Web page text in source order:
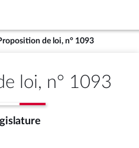
de loi, n° 1093
loi, n° 1093